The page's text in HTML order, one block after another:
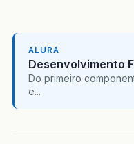
ALURA
Desenvolvimento
Do primeiro
e...